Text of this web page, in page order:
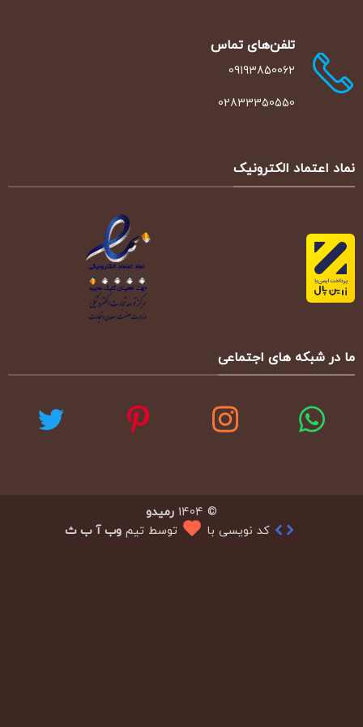
تلفن‌‌های تماس
09193850062
02833350550
نماد اعتماد الکترونیک
ما در شبکه های اجتماعی
© 1404
رمیدو
کد نویسی با
توسط تیم وب آ ب ث